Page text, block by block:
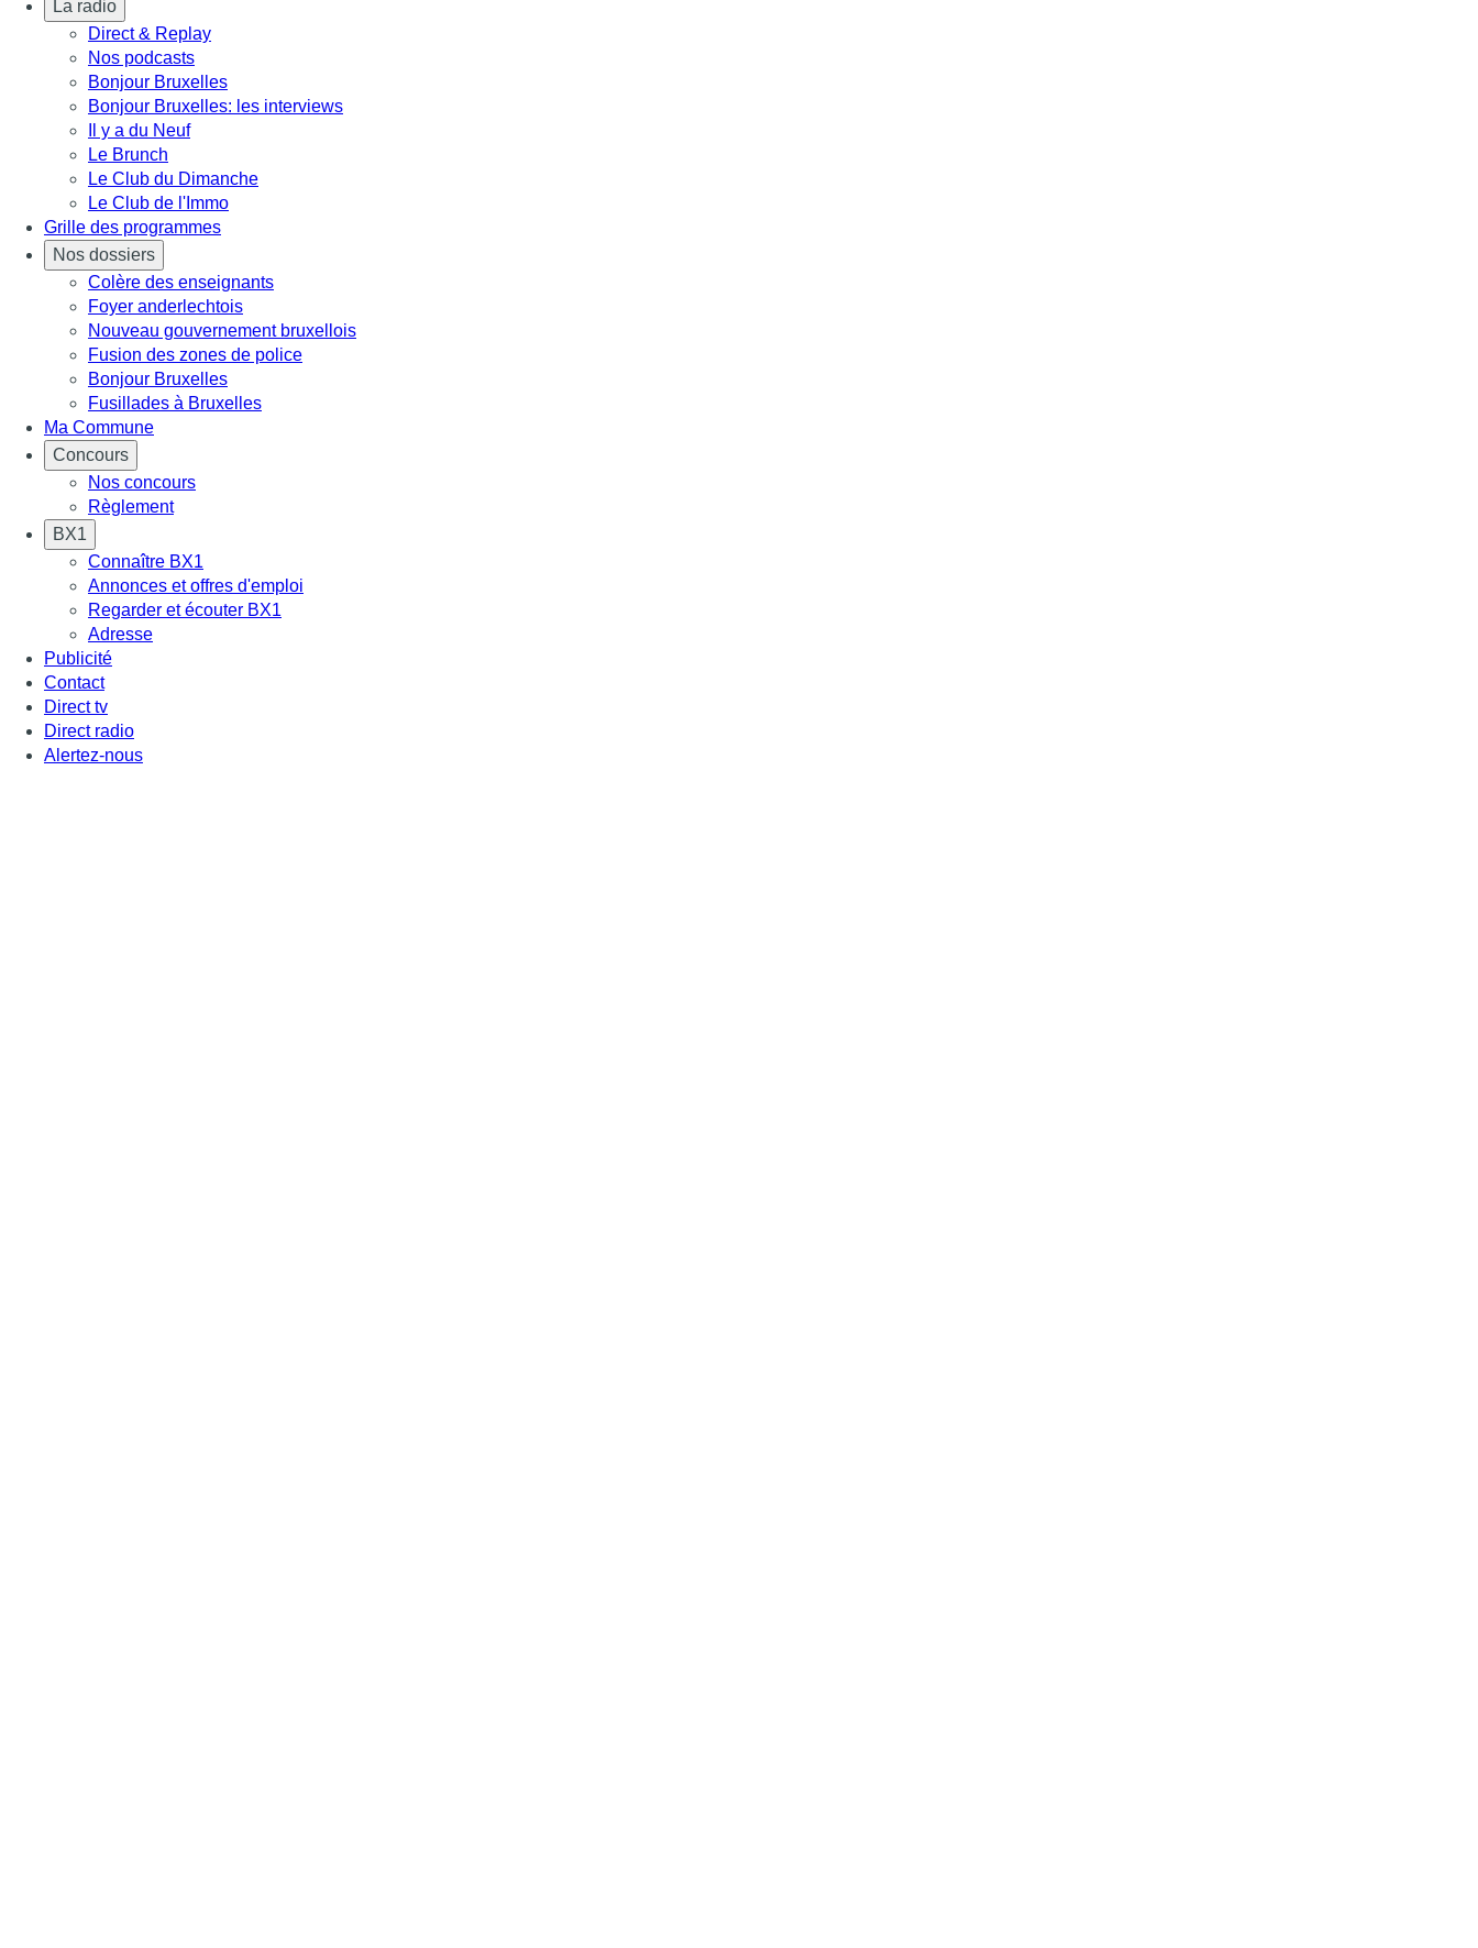
La radio
Direct & Replay
Nos podcasts
Bonjour Bruxelles
Bonjour Bruxelles: les interviews
Il y a du Neuf
Le Brunch
Le Club du Dimanche
Le Club de l'Immo
Grille des programmes
Nos dossiers
Colère des enseignants
Foyer anderlechtois
Nouveau gouvernement bruxellois
Fusion des zones de police
Bonjour Bruxelles
Fusillades à Bruxelles
Ma Commune
Concours
Nos concours
Règlement
BX1
Connaître BX1
Annonces et offres d'emploi
Regarder et écouter BX1
Adresse
Publicité
Contact
Direct tv
Direct radio
Alertez-nous